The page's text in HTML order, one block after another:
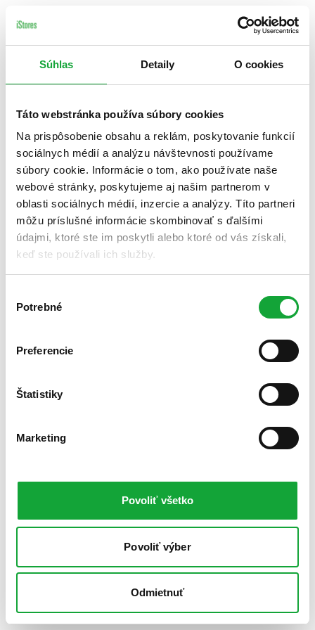
Súhlas Detaily O cookies
Táto webstránka používa súbory cookies
Na prispôsobenie obsahu a reklám, poskytovanie funkcií
sociálnych médií a analýzu návštevnosti používame
súbory cookie. Informácie o tom, ako používate naše
webové stránky, poskytujeme aj našim partnerom v
oblasti sociálnych médií, inzercie a analýzy. Títo partneri
môžu príslušné informácie skombinovať s ďalšími
údajmi, ktoré ste im poskytli alebo ktoré od vás získali,
keď ste používali ich služby.
súhlasu
Potrebné
Preferencie
Štatistiky
Marketing
Povoliť všetko
Povoliť výber
Odmietnuť